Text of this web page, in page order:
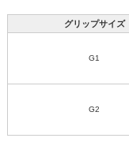
グリップサイズ
G1
G2